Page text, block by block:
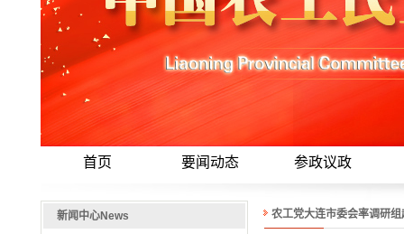
首页 要闻动态 参政议政
新闻中心News 农工党大连市委会率调研